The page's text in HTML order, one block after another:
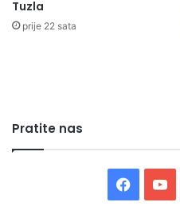
godine, a
most je otvoren nekoliko
minira,
pa se popravi i na kraju
kojeg se dolazi u grad, a
Tuzla
prije 22 sata
Pratite nas